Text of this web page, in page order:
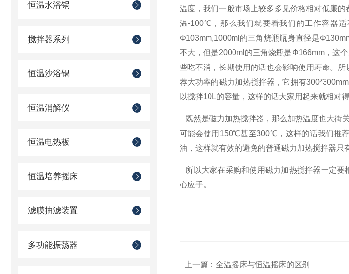
恒温水浴锅
搅拌器系列
恒温沙浴锅
恒温消解仪
恒温电热板
恒温培养摇床
滤膜抽滤装置
多功能振荡器
温度，我们一般市场上较多多见价格相对低廉
温-100℃，那么我们就要看我们的工作容器适
Φ103mm,1000ml 的三角烧瓶瓶身直径是Φ
不大，但是2000ml 的三角烧瓶是Φ166mm，这
些吃不消，长期使用的话也会影响使用寿命。
荐大功率的磁力加热搅拌器，它拥有300*300mm
以搅拌10L的容量，这样的话大家用起来就相对得
既然是磁力加热搅拌器，那么加热温度也大街
可能会使用 150℃甚至300℃，这样的话我们推
油，这样就有效的避免的普通磁力加热搅拌器只
所以大家在采购和使用磁力加热搅拌器一定要
心应手。
上一篇： 全温摇床与恒温摇床的区别